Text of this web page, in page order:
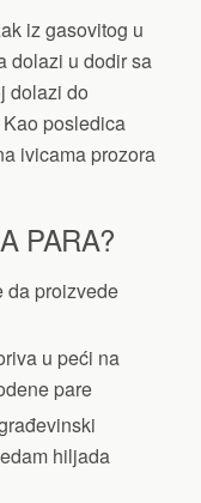
iz gasovitog u
dolazi u dodir sa
dolazi do
posledica
ivicama prozora
PARA?
da proizvede
u peći na
pare
hiljada